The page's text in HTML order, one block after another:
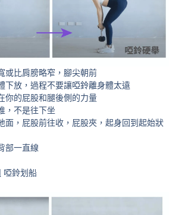
或比肩膀略窄，腳尖朝前
下放，過程不要讓啞鈴離身體太遠
你的屁股和腿後側的力量
，不是往下坐
面，屁股前往收，屁股夾，起身回到起始狀
部一直線
啞鈴划船